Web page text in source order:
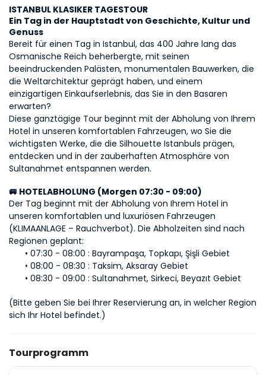
ISTANBUL KLASIKER TAGESTOUR
Ein Tag in der Hauptstadt von Geschichte, Kultur und
Genuss
Bereit für einen Tag in Istanbul, das 400 Jahre lang das
Osmanische Reich beherbergte, mit seinen
beeindruckenden Palästen, monumentalen Bauwerken, die
die Weltarchitektur geprägt haben, und einem
einzigartigen Einkaufserlebnis, das Sie in den Basaren
erwarten?
Diese ganztägige Tour beginnt mit der Abholung von Ihrem
Hotel in unseren komfortablen Fahrzeugen, wo Sie die
wichtigsten Werke, die die Silhouette Istanbuls prägen,
entdecken und in der zauberhaften Atmosphäre von
Sultanahmet entspannen werden.
🚐 HOTELABHOLUNG (Morgen 07:30 - 09:00)
Der Tag beginnt mit der Abholung von Ihrem Hotel in
unseren komfortablen und luxuriösen Fahrzeugen
(KLIMAANLAGE – Rauchverbot). Die Abholzeiten sind nach
Regionen geplant:
07:30 - 08:00 : Bayrampaşa, Topkapı, Şişli Gebiet
08:00 - 08:30 : Taksim, Aksaray Gebiet
08:30 - 09:00 : Sultanahmet, Sirkeci, Beyazıt Gebiet
(Bitte geben Sie bei Ihrer Reservierung an, in welcher Region
sich Ihr Hotel befindet.)
Tourprogramm